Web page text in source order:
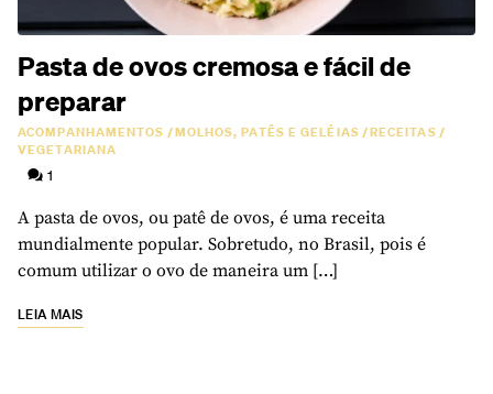
Pasta de ovos cremosa e fácil de
preparar
ACOMPANHAMENTOS /MOLHOS, PATÊS E GELÉIAS/RECEITAS/
VEGETARIANA
1
A pasta de ovos, ou patê de ovos, é uma receita
mundialmente popular. Sobretudo, no Brasil, pois é
comum utilizar o ovo de maneira um […]
LEIA MAIS